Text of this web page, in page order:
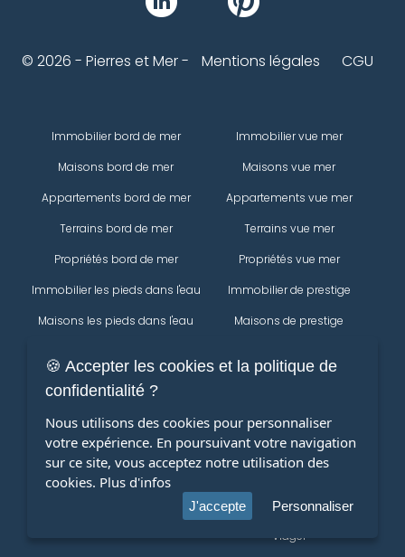
Modifier votre recherche
© 2026 - Pierres et Mer - Mentions légales CGU
Immobilier bord de mer
Maisons bord de mer
Appartements bord de mer
Terrains bord de mer
Propriétés bord de mer
Immobilier vue mer
Maisons vue mer
Appartements vue mer
Terrains vue mer
Propriétés vue mer
Immobilier les pieds dans l'eau
Maisons les pieds dans l'eau
l'eau
Propriétés les pieds dans l'eau
Immobilier de prestige
Maisons de prestige
Maisons
terrains
Viager
🍪 Accepter les cookies et la politique de
confidentialité ?
Nous utilisons des cookies pour personnaliser
votre expérience. En poursuivant votre navigation
sur ce site, vous acceptez notre utilisation des
cookies. Plus d'infos
J'accepte Personnaliser